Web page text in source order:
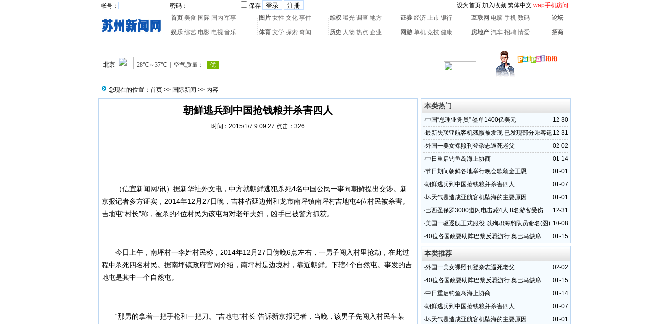
帐号： 密码： 保存 设为首页 加入收藏 繁体中文 wap手机访问
首页 美食 国际 国内 军事 图片 女性 文化 事件 维权 曝光 调查 地方 证券 经济 上市 银行 互联网 电脑 手机 数码 论坛
娱乐 综艺 电影 电视 音乐 体育 文学 探索 奇闻 历史 人物 热点 企业 网游 单机 竞技 健康 房地产 汽车 招聘 情爱 招商
您现在的位置： 首页 >> 国际新闻 >> 内容
朝鲜逃兵到中国抢钱粮并杀害四人
时间：2015/1/7 9:09:27 点击： 326
（信宜新闻网/讯）据新华社外文电，中方就朝鲜逃犯杀死4名中国公民一事向朝鲜提出交涉。新
京报记者多方证实，2014年12月27日晚，吉林省延边州和龙市南坪镇南坪村吉地屯4位村民被杀害。
吉地屯“村长”称，被杀的4位村民为该屯两对老年夫妇，凶手已被警方抓获。
今日上午，南坪村一李姓村民称，2014年12月27日傍晚6点左右，一男子闯入村里抢劫，在此过
程中杀死四名村民。据南坪镇政府官网介绍，南坪村是边境村，靠近朝鲜。下辖4个自然屯。事发的吉
地屯是其中一个自然屯。
“那男的拿着一把手枪和一把刀。”吉地屯“村长”告诉新京报记者，当晚，该男子先闯入村民车某
本类热门
12-30
·中国“总理业务员” 签单1400亿美元
12-31
·最新失联亚航客机残骸被发现 已发现部分乘客遗
体
02-02
·外国一美女裸照刊登杂志逼死老父
01-14
·中日重启钓鱼岛海上协商
01-01
·节日期间朝鲜各地举行晚会歌颂金正恩
01-07
·朝鲜逃兵到中国抢钱粮并杀害四人
01-01
·坏天气是造成亚航客机坠海的主要原因
12-31
· 巴西圣保罗3000道闪电击毙4人 8名游客受伤
10-08
·美国一驱逐舰正式服役 以殉职海豹队员命名(图)
01-15
·40位各国政要助阵巴黎反恐游行 奥巴马缺席
本类推荐
02-02
·外国一美女裸照刊登杂志逼死老父
01-15
·40位各国政要助阵巴黎反恐游行 奥巴马缺席
01-14
·中日重启钓鱼岛海上协商
01-07
·朝鲜逃兵到中国抢钱粮并杀害四人
01-01
·坏天气是造成亚航客机坠海的主要原因